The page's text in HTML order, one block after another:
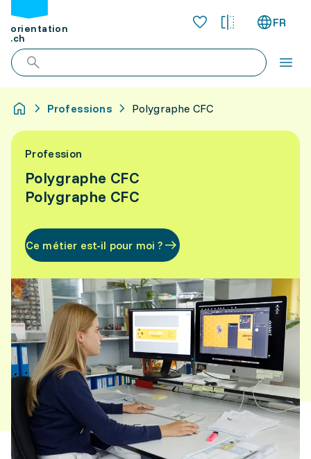
orientation
.ch
FR
Professions Polygraphe CFC
Profession
Polygraphe CFC
Polygraphe CFC
Ce métier est-il pour moi ?